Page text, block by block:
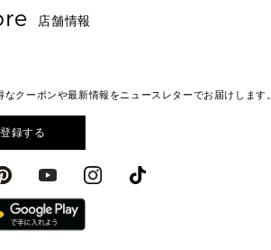
店舗情報
クーポンや最新情報をニュースレターでお届けします。
録する